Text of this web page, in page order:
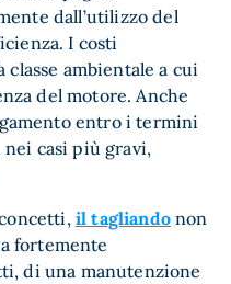
dall’utilizzo del
I costi
ambientale a cui
del motore. Anche
entro i termini
casi più gravi,
il tagliandonon
fortemente
di una manutenzione